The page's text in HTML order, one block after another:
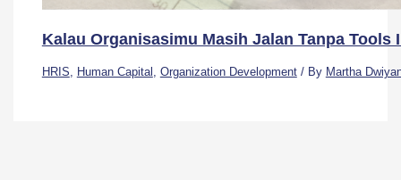
Kalau Organisasimu Masih Jalan Tanpa
HRIS, Human Capital , Organization Development/ By Martha